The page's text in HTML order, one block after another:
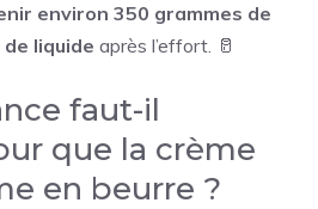
environ 350 grammes de
liquide après l’effort. 🥛
faut-il
que la crème
en beurre ?